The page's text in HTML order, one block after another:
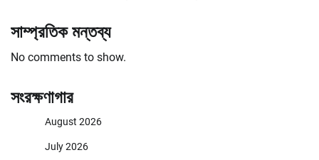
সাম্প্রতিক মন্তব্য
No comments to show.
সংরক্ষণাগার
August 2026
July 2026